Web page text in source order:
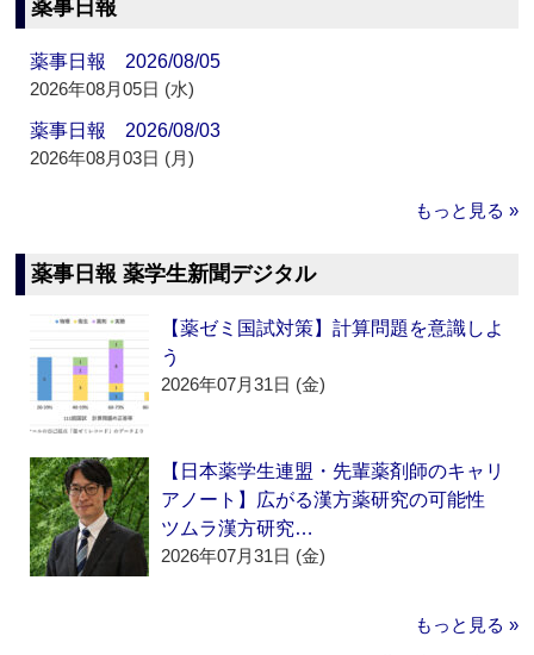
薬事日報
薬事日報 2026/08/05
2026年08月05日 (水)
薬事日報 2026/08/03
2026年08月03日 (月)
もっと見る »
薬事日報 薬学生新聞デジタル
【薬ゼミ国試対策】計算問題を意識しよ
う
2026年07月31日 (金)
【日本薬学生連盟・先輩薬剤師のキャリ
アノート】広がる漢方薬研究の可能性
ツムラ漢方研究…
2026年07月31日 (金)
もっと見る »